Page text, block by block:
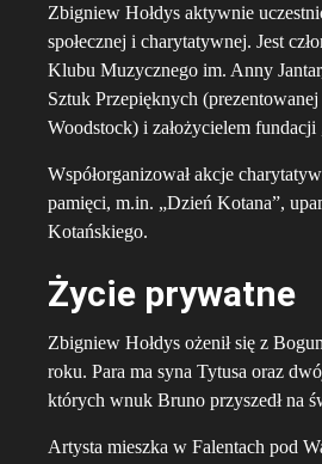
Zbigniew Hołdys aktywnie
społecznej i charytatywnej. Jest
Klubu Muzycznego im. Anny
Sztuk Przepięknych
Woodstock) i założycielem
Współorganizował akcje
pamięci, m.in. „Dzień Kotana”,
Kotańskiego.
Życie prywatne
Zbigniew Hołdys ożenił się z
roku. Para ma syna Tytusa oraz
których wnuk Bruno przyszedł na
Artysta mieszka w Falentach pod